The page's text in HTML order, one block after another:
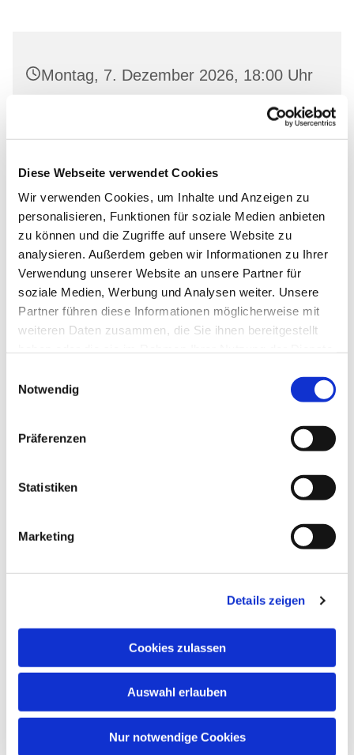
Diese Webseite verwendet Cookies
Wir verwenden Cookies, um Inhalte und Anzeigen zu
personalisieren, Funktionen für soziale Medien anbieten
zu können und die Zugriffe auf unsere Website zu
analysieren. Außerdem geben wir Informationen zu Ihrer
Verwendung unserer Website an unsere Partner für
soziale Medien, Werbung und Analysen weiter. Unsere
Partner führen diese Informationen möglicherweise mit
weiteren Daten zusammen, die Sie ihnen bereitgestellt
Notwendig
Präferenzen
Statistiken
Marketing
Details zeigen
Cookies zulassen
Auswahl erlauben
Nur notwendige Cookies
Montag, 7. Dezember 2026, 18:00 Uhr
Gemeinderaum 2, Ev. Kirche Wriezen,
Markt, 16269 Wriezen